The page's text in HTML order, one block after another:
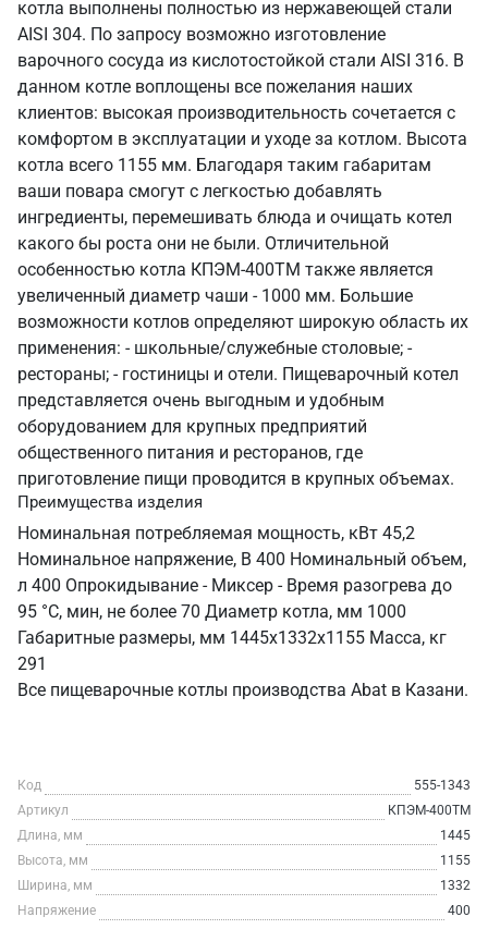
котла выполнены полностью из нержавеющей стали
AISI 304. По запросу возможно изготовление
варочного сосуда из кислотостойкой стали AISI 316. В
данном котле воплощены все пожелания наших
клиентов: высокая производительность сочетается с
комфортом в эксплуатации и уходе за котлом. Высота
котла всего 1155 мм. Благодаря таким габаритам
ваши повара смогут с легкостью добавлять
ингредиенты, перемешивать блюда и очищать котел
какого бы роста они не были. Отличительной
особенностью котла КПЭМ-400ТМ также является
увеличенный диаметр чаши - 1000 мм. Большие
возможности котлов определяют широкую область их
применения: - школьные/служебные столовые; -
рестораны; - гостиницы и отели. Пищеварочный котел
представляется очень выгодным и удобным
оборудованием для крупных предприятий
общественного питания и ресторанов, где
приготовление пищи проводится в крупных объемах.
Преимущества изделия
Номинальная потребляемая мощность, кВт 45,2
Номинальное напряжение, В 400 Номинальный объем,
л 400 Опрокидывание - Миксер - Время разогрева до
95 °C, мин, не более 70 Диаметр котла, мм 1000
Габаритные размеры, мм 1445x1332x1155 Масса, кг
291
Все пищеварочные котлы производства Abat в Казани.
Код
555-1343
Артикул
КПЭМ-400ТМ
Длина, мм
1445
Высота, мм
1155
Ширина, мм
1332
Напряжение
400